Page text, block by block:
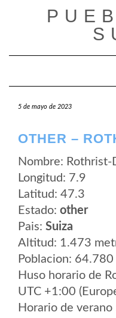
5 de mayo de 2023
OTHER –
Nombre: Rothrist-
Longitud: 7.9
Latitud: 47.3
Estado: other
Pais: Suiza
Altitud: 1.473
Poblacion: 64.780
Huso horario de
UTC +1:00
Horario de